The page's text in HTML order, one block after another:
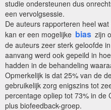
studie ondersteunen dus
een vervolgsessie.
De auteurs rapporteren heel
kan er een mogelijke bias zijn
de auteurs zeer sterk geloofde
aanvang werd ook gepeild in
hadden in de behandeling
Opmerkelijk is dat 25% van de
gebruikelijk zorg enigszins tot
percentage opliep tot 73% in de
plus biofeedback-groep.